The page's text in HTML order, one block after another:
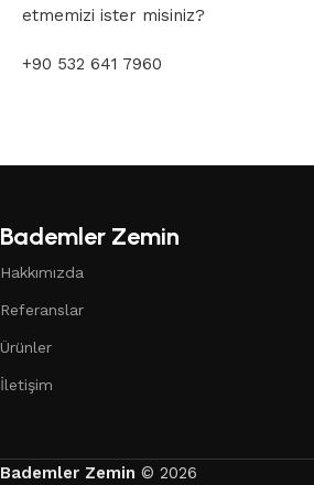
etmemizi ister misiniz?
+90 532 641 7960
Bademler Zemin
Hakkımızda
Referanslar
Ürünler
İletişim
Bademler Zemin © 2026